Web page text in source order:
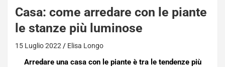
Casa: come arredare con le piante
le stanze più luminose
15 Luglio 2022 Elisa Longo
Arredare una casa con le piante è tra le tendenze più